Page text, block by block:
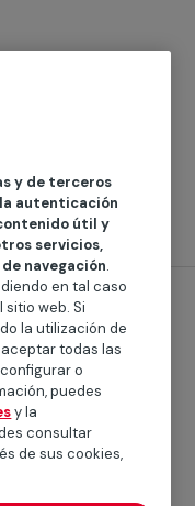
Nuestros
y se
estas o
servicio está
persianas
de tu casa o
disfrutar de
los últimos
y de terceros
autenticación
útil y
servicios,
navegación.
en tal caso
web. Si
la utilización de
todas las
o
puedes
y la
consultar
de sus cookies,